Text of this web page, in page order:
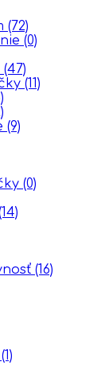
(72)
(0)
(47)
(11)
(9)
(0)
(16)
(1)